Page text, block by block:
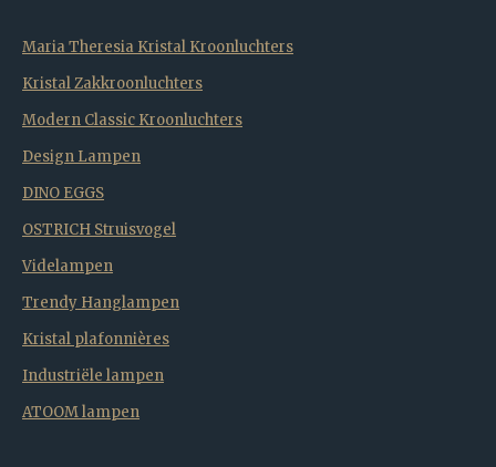
Maria Theresia Kristal Kroonluchters
Kristal Zakkroonluchters
Modern Classic Kroonluchters
Design Lampen
DINO EGGS
OSTRICH Struisvogel
Videlampen
Trendy Hanglampen
Kristal plafonnières
Industriële lampen
ATOOM lampen